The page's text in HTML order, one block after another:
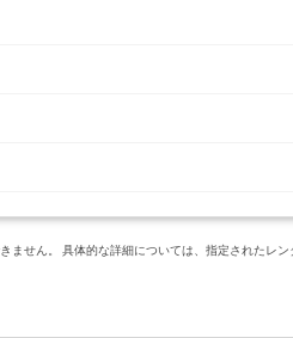
せん。 具体的な詳細については、指定されたレン